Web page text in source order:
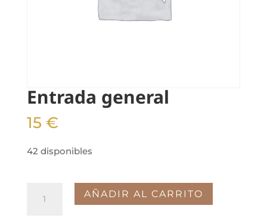
Entrada general
15 €
42 disponibles
AÑADIR AL CARRITO